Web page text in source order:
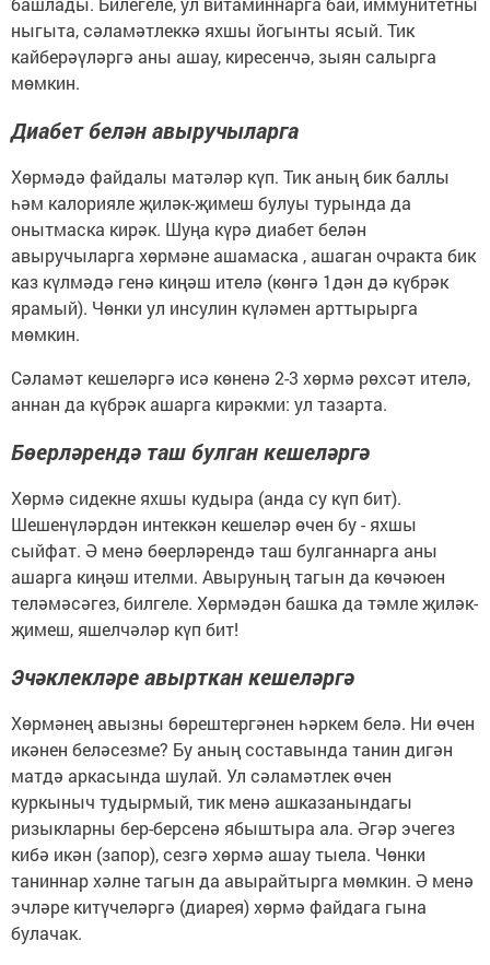
ныгыта, сәламәтлеккә яхшы йогынты ясый. Тик
кайберәүләргә аны ашау, киресенчә, зыян салырга
мөмкин.
Диабет белән авыручыларга
Хөрмәдә файдалы матәләр күп. Тик аның бик баллы
һәм калорияле җиләк-җимеш булуы турында да
онытмаска кирәк. Шуңа күрә диабет белән
авыручыларга хөрмәне ашамаска , ашаган очракта бик
каз күлмәдә генә киңәш ителә (көнгә 1дән дә күбрәк
ярамый). Чөнки ул инсулин күләмен арттырырга
мөмкин.
Сәламәт кешеләргә исә көненә 2-3 хөрмә рөхсәт ителә,
аннан да күбрәк ашарга кирәкми: ул тазарта.
Бөерләрендә таш булган кешеләргә
Хөрмә сидекне яхшы кудыра (анда су күп бит).
Шешенүләрдән интеккән кешеләр өчен бу - яхшы
сыйфат. Ә менә бөерләрендә таш булганнарга аны
ашарга киңәш ителми. Авыруның тагын да көчәюен
теләмәсәгез, билгеле. Хөрмәдән башка да тәмле җиләк-
җимеш, яшелчәләр күп бит!
Эчәклекләре авырткан кешеләргә
Хөрмәнең авызны бөрештергәнен һәркем белә. Ни өчен
икәнен беләсезме? Бу аның составында танин дигән
матдә аркасында шулай. Ул сәламәтлек өчен
куркыныч тудырмый, тик менә ашказанындагы
ризыкларны бер-берсенә ябыштыра ала. Әгәр эчегез
кибә икән (запор), сезгә хөрмә ашау тыела. Чөнки
таниннар хәлне тагын да авырайтырга мөмкин. Ә менә
эчләре китүчеләргә (диарея) хөрмә файдага гына
булачак.